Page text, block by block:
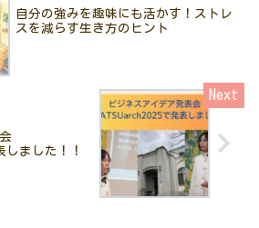
自分の強みを趣味にも活かす！ストレ
スを減らす生き方のヒント
しました！！